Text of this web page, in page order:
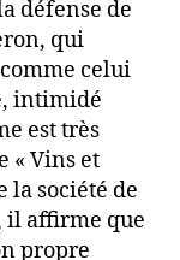
défense de
qui
celui
intimidé
est très
« Vins et
la société de
il affirme que
propre